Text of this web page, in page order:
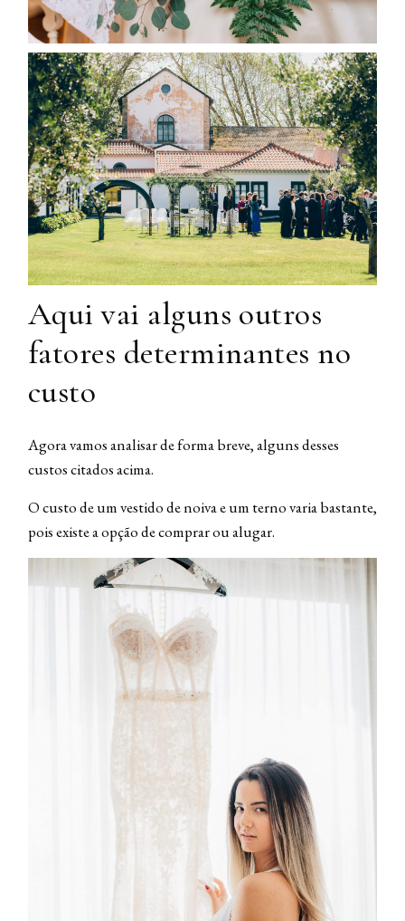
Aqui vai alguns outros
fatores determinantes no
custo
Agora vamos analisar de forma breve, alguns desses
custos citados acima.
O custo de um vestido de noiva e um terno varia bastante,
pois existe a opção de comprar ou alugar.